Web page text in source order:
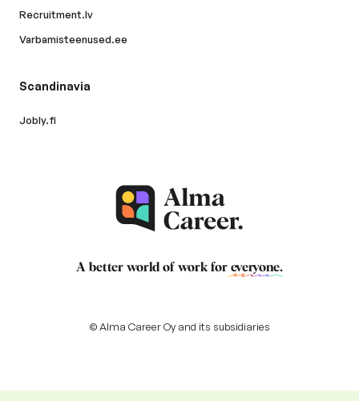
Recruitment.lv
Varbamisteenused.ee
Scandinavia
Jobly.fi
A better world of work for everyone.
© Alma Career Oy and its subsidiaries